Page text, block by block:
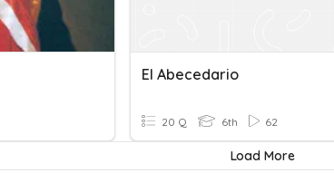
El Abecedario
20 Q 6th 62
Load More